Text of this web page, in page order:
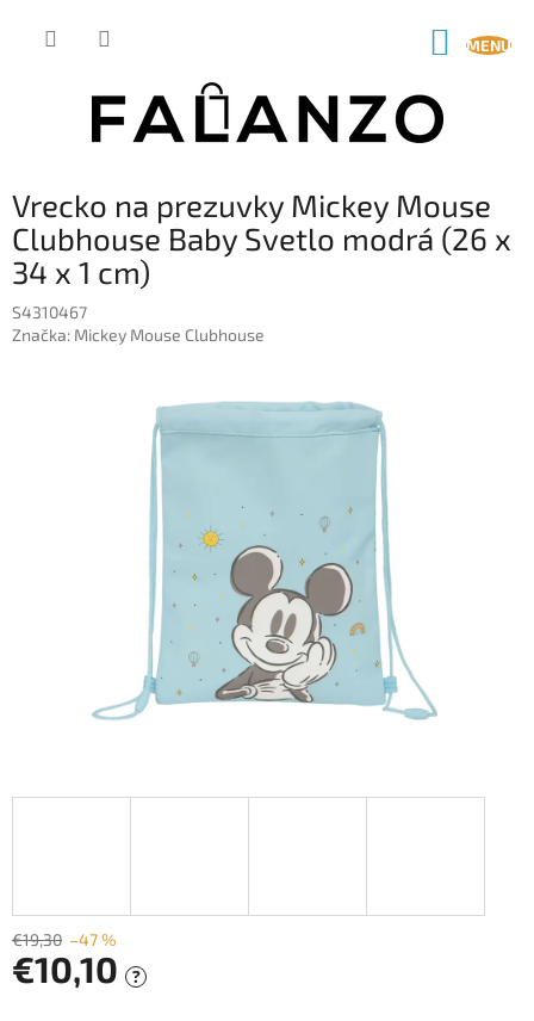
Vrecko na prezuvky Mickey Mouse
Clubhouse Baby Svetlo modrá (26 x
34 x 1 cm)
S4310467
Značka: Mickey Mouse Clubhouse
€19,30 –47 %
€10,10 ?